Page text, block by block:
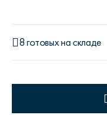
8 готовых на складе